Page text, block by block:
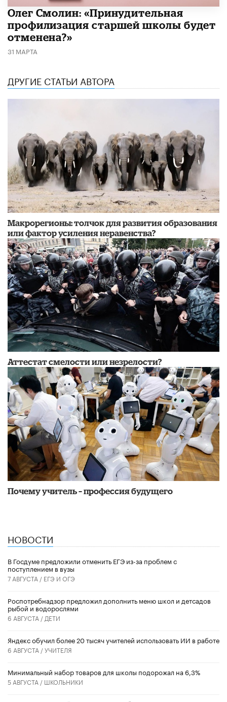
​Олег Смолин: «Принудительная
профилизация старшей школы будет
отменена?»
31 МАРТА
ДРУГИЕ СТАТЬИ АВТОРА
Макрорегионы: толчок для развития образования
или фактор усиления неравенства?
Аттестат смелости или незрелости?
Почему учитель – профессия будущего
НОВОСТИ
В Госдуме предложили отменить ЕГЭ из-за проблем с
поступлением в вузы
7 АВГУСТА / ЕГЭ И ОГЭ
Роспотребнадзор предложил дополнить меню школ и детсадов
рыбой и водорослями
6 АВГУСТА / ДЕТИ
​Яндекс обучил более 20 тысяч учителей использовать ИИ в работе
6 АВГУСТА /УЧИТЕЛЯ
Минимальный набор товаров для школы подорожал на 6,3%
5 АВГУСТА / ШКОЛЬНИКИ